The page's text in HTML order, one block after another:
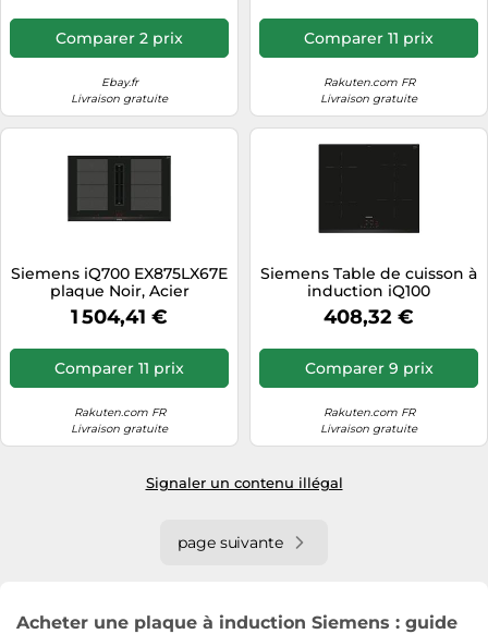
Comparer 2 prix
Ebay.fr
Livraison gratuite
Comparer 11 prix
Rakuten.com FR
Livraison gratuite
Siemens iQ700 EX875LX67E
plaque Noir, Acier
inoxydable Intégré 80 cm
Plaque avec zone à
intégrée
1 504,41 €
Comparer 11 prix
Rakuten.com FR
Livraison gratuite
Siemens Table de cuisson à
induction iQ100
EH631BEB6E 60 cm 4 foyers
7400W noir sans cadre
408,32 €
Comparer 9 prix
Rakuten.com FR
Livraison gratuite
Signaler un contenu illégal
page suivante
Acheter une plaque à induction Siemens : guide